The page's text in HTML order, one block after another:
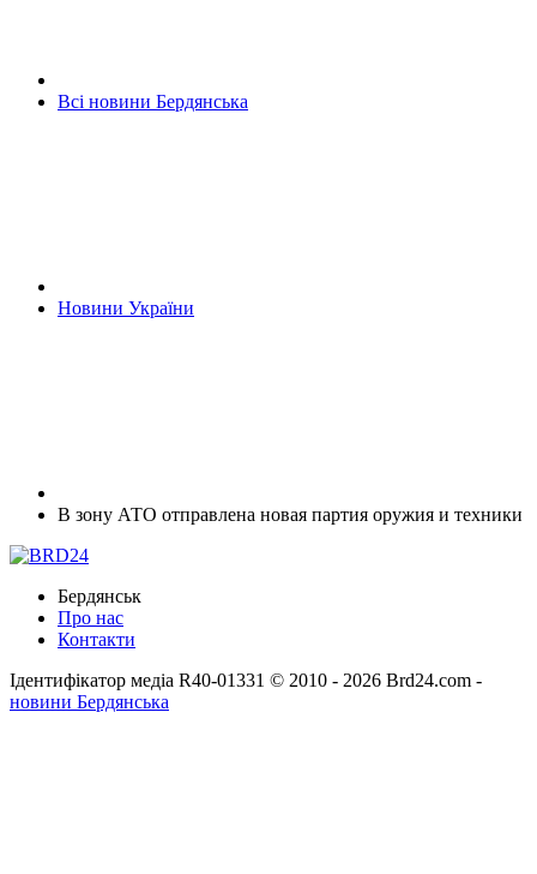
Всі новини Бердянська
Новини України
В зону АТО отправлена новая партия оружия и техники
Бердянськ
Про нас
Контакти
Ідентифікатор медіа R40-01331 © 2010 - 2026 Brd24.com -
новини Бердянська